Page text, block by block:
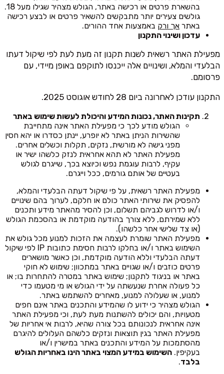
בהשארת פרטים או רכישה באתר, הגולש מצהיר שגילו מעל 18.
גולשים צעירים יותר מתבקשים להשאיר פרטים או לבצע רכישה
באתר אך ורק באמצעות אחד ההורים.
עדכון ושינוי התקנון
מפעילת האתר רשאית לשנות תקנון זה מעת לעת לפי שיקול דעתו
הבלעדי והמלא, ושינויים אלה ייכנסו לתוקפם באופן מיידי, עם
פרסומם.
התקנון עודכן לאחרונה ביום 28 לחודש אוגוסט 2025.
תקינות האתר, נכונות המידע והיכולת לעשות שימוש באתר
הגולש מודע לכך כי מפעילת האתר אינה מתחייבת
שהשירות הניתן באתר לא יופרע, יינתן כסדרו או יהא חסין
מפני גישה לא מורשית, נזקים, תקלות וכשלים אחרים.
מפעילת האתר לא תהא אחראית לנזק כלשהו ישיר או
עקיף, לרבות עוגמת נפש וכיוצא בכך, שייגרם לגולש
בעטיים של אותם גורמים, ככל וייגרם.
מפעילת האתר רשאית, על פי שיקול דעתה הבלעדי והמלא,
להפסיק את שירותי האתר כולם או חלקם, לערוך בהם שינויים
ו/או לדרוש לגביהם תשלום, וכן להסיר מהאתר מידע ותכנים
ללא שמירתם, ללא צורך בהודעה מוקדמת או בהסכמת הגולש
(או צד שלישי אחר כלשהו).
מפעילת האתר שומרת לעצמה את הזכות למנוע מכל גולש את
השימוש באתר ו/או בחלקו לרבות חסימת כתובות IP לפי שיקול
דעתה הבלעדי וללא הודעה מוקדמת, וכן כאשר מושארים
פרטים כוזבים ו/או שגויים באתר במתכוון; שימוש לא חוקי
באתר או בניגוד לתקנון; שימוש באתר במטרה להתחרות בו; או
כל פעולה אחרת שנעשתה על ידי הגולש או מי מטעמו כדי
למנוע, או שעלולה למנוע, מאחרים להשתמש באתר.
הגולש מצהיר כי ידוע לו שהמידע והתכנים באתר אינם חפים
מטעויות, והם יכולים להשתנות מעת לעת, וכי מפעילת האתר
אינה אחראית לנכונותם בכל צורה שהיא, לרבות אי אחריות של
מפעילת האתר בגין תוצאות ונזקים כלשהם העלולים להיגרם
מהסתמכות על המידע והתכנים באתר במישרין ו/או
בעקיפין. השימוש במידע המצוי באתר הינו באחריות הגולש
בלבד.